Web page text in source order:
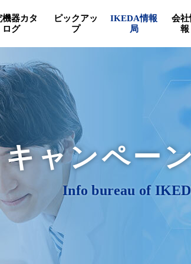
機器カタ
ログ
ピックアッ
プ
IKEDA情報
局
会社
報
キャンペー